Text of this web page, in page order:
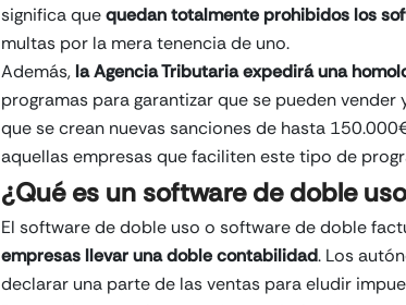
significa quequedan totalmente prohibidos los
multas por la mera tenencia de uno.
Además, la Agencia Tributaria expedirá una
programas para garantizar que se pueden
que se crean nuevas sanciones de hasta
aquellas empresas que faciliten este tipo de
¿Qué es un software de doble
El software de doble uso o software de doble
empresas llevar una doble contabilidad. Los
declarar una parte de las ventas para eludir